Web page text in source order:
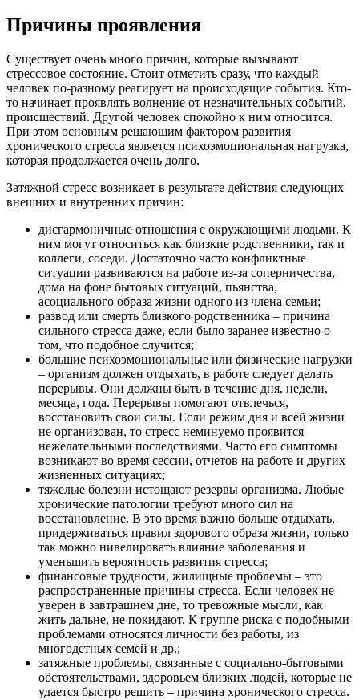
Причины проявления
Существует очень много причин, которые вызывают
стрессовое состояние. Стоит отметить сразу, что каждый
человек по-разному реагирует на происходящие события. Кто-
то начинает проявлять волнение от незначительных событий,
происшествий. Другой человек спокойно к ним относится.
При этом основным решающим фактором развития
хронического стресса является психоэмоциональная нагрузка,
которая продолжается очень долго.
Затяжной стресс возникает в результате действия следующих
внешних и внутренних причин:
дисгармоничные отношения с окружающими людьми. К
ним могут относиться как близкие родственники, так и
коллеги, соседи. Достаточно часто конфликтные
ситуации развиваются на работе из-за соперничества,
дома на фоне бытовых ситуаций, пьянства,
асоциального образа жизни одного из члена семьи;
развод или смерть близкого родственника – причина
сильного стресса даже, если было заранее известно о
том, что подобное случится;
большие психоэмоциональные или физические нагрузки
– организм должен отдыхать, в работе следует делать
перерывы. Они должны быть в течение дня, недели,
месяца, года. Перерывы помогают отвлечься,
восстановить свои силы. Если режим дня и всей жизни
не организован, то стресс неминуемо проявится
нежелательными последствиями. Часто его симптомы
возникают во время сессии, отчетов на работе и других
жизненных ситуациях;
тяжелые болезни истощают резервы организма. Любые
хронические патологии требуют много сил на
восстановление. В это время важно больше отдыхать,
придерживаться правил здорового образа жизни, только
так можно нивелировать влияние заболевания и
уменьшить вероятность развития стресса;
финансовые трудности, жилищные проблемы – это
распространенные причины стресса. Если человек не
уверен в завтрашнем дне, то тревожные мысли, как
жить дальне, не покидают. К группе риска с подобными
проблемами относятся личности без работы, из
многодетных семей и др.;
затяжные проблемы, связанные с социально-бытовыми
обстоятельствами, здоровьем близких людей, которые не
удается быстро решить – причина хронического стресса.